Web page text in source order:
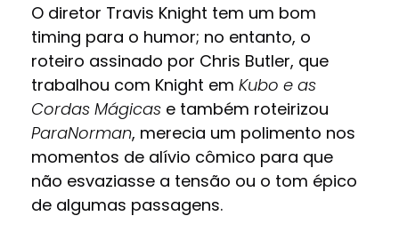
O diretor Travis Knight tem um bom
timing para o humor; no entanto, o
roteiro assinado por Chris Butler, que
trabalhou com Knight em Kubo e as
Cordas Mágicase também roteirizou
ParaNorman, merecia um polimento nos
momentos de alívio cômico para que
não esvaziasse a tensão ou o tom épico
de algumas passagens.